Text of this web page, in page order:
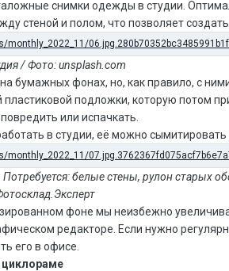
снимки одежды в студии.
стеной и полом, что позволяет
/ Фото: unsplash.com
бумажных фонах, но, как правило, с
подложки, которую потом
или испачкать.
в студии, её можно
белые стены, рулон старых
фоне мы неизбежно
редакторе. Если нужно
его в офисе.
циклораме